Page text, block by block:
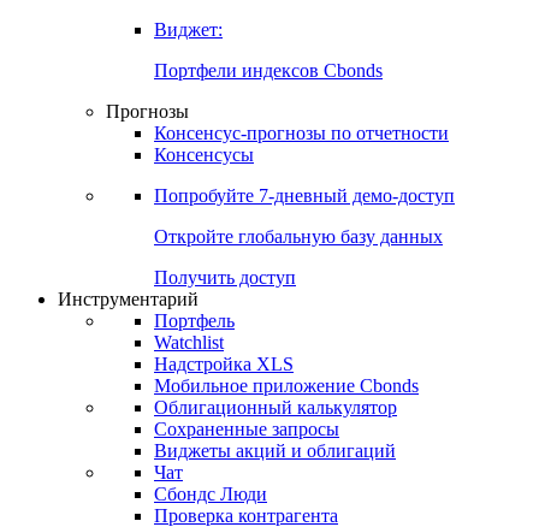
Виджет:
Портфели индексов Cbonds
Прогнозы
Консенсус-прогнозы по отчетности
Консенсусы
Попробуйте 7-дневный демо-доступ
Откройте глобальную базу данных
Получить доступ
Инструментарий
Портфель
Watchlist
Надстройка XLS
Мобильное приложение Cbonds
Облигационный калькулятор
Сохраненные запросы
Виджеты акций и облигаций
Чат
Сбондс Люди
Проверка контрагента